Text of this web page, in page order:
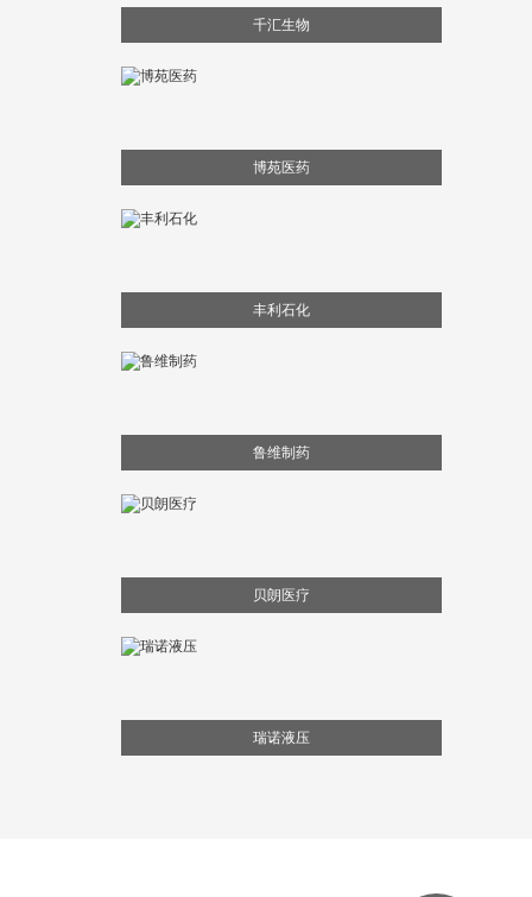
千汇生物
博苑医药
丰利石化
鲁维制药
贝朗医疗
瑞诺液压